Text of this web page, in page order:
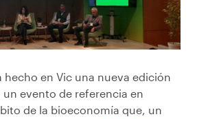
hecho en Vic una nueva edición
un evento de referencia en
de la bioeconomía que, un